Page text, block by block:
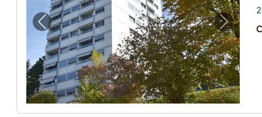
Image précédente pour "Dépôt Image